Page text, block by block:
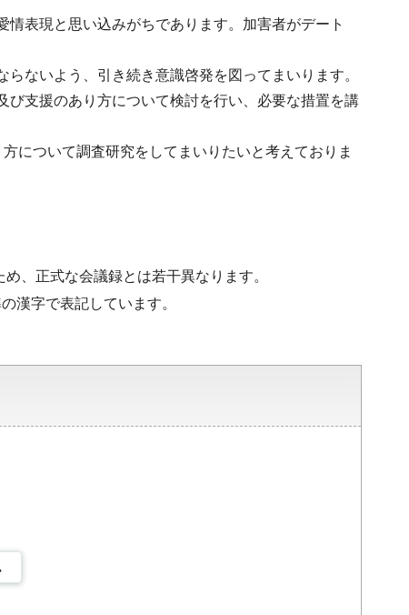
表現と思い込みがちであります。加害者がデート
ないよう、引き続き意識啓発を図ってまいります。
支援のあり方について検討を行い、必要な措置を講
について調査研究をしてまいりたいと考えておりま
、正式な会議録とは若干異なります。
漢字で表記しています。